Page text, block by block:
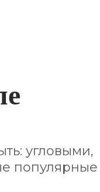
угловыми,
популярные